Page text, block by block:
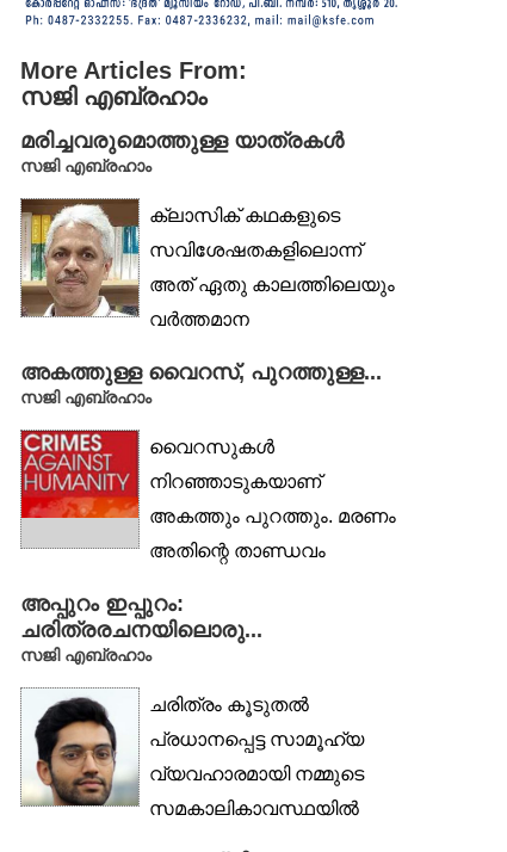
More Articles From:
സജി എബ്രഹാം
മരിച്ചവരുമൊത്തുള്ള യാത്രകൾ
സജി എബ്രഹാം
ക്ലാസിക് കഥകളുടെ
സവിശേഷതകളിലൊന്ന്
അത് ഏതു കാലത്തിലെയും
വർത്തമാന
പശ്ചാത്തലത്തിൽ കൂടുതൽ
അകത്തുള്ള വൈറസ്, പുറത്തുള്ള...
സജി എബ്രഹാം
വൈറസുകൾ
നിറഞ്ഞാടുകയാണ്
അകത്തും പുറത്തും. മരണം
അതിന്റെ താണ്ഡവം
തെല്ലു കാലത്തേക്ക്...
അപ്പുറം ഇപ്പുറം:
ചരിത്രരചനയിലൊരു...
സജി എബ്രഹാം
ചരിത്രം കൂടുതൽ
പ്രധാനപ്പെട്ട സാമൂഹ്യ
വ്യവഹാരമായി നമ്മുടെ
സമകാലികാവസ്ഥയിൽ